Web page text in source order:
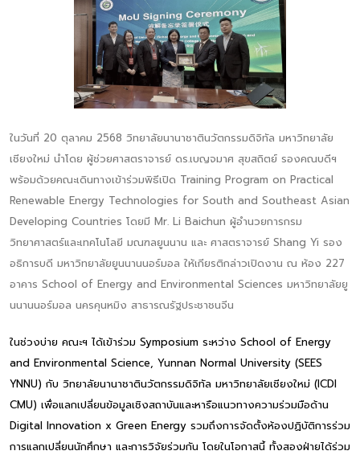
ในวันที่ 20 ตุลาคม 2568 วิทยาลัยนานาชาตินวัตกรรมดิจิทัล มหาวิทยาลัย
เชียงใหม่ นำโดย ผู้ช่วยศาสตราจารย์ ดร.เบญจมาศ สุขสถิตย์ รองคณบดีฯ
พร้อมด้วยคณะเดินทางเข้าร่วมพิธีเปิด Training Program on Practical
Renewable Energy Technologies for South and Southeast Asian
Developing Countries โดยมี Mr. Li Baichun ผู้อำนวยการกรม
วิทยาศาสตร์และเทคโนโลยี มณฑลยูนนาน และ ศาสตราจารย์ Shang Yi รอง
อธิการบดี มหาวิทยาลัยยูนนานนอร์มอล ให้เกียรติกล่าวเปิดงาน ณ ห้อง 227
อาคาร School of Energy and Environmental Sciences มหาวิทยาลัยยู
นนานนอร์มอล นครคุนหมิง สาธารณรัฐประชาชนจีน
ในช่วงบ่าย คณะฯ ได้เข้าร่วม Symposium ระหว่าง School of Energy
and Environmental Science, Yunnan Normal University (SEES
YNNU) กับ วิทยาลัยนานาชาตินวัตกรรมดิจิทัล มหาวิทยาลัยเชียงใหม่ (ICDI
CMU) เพื่อแลกเปลี่ยนข้อมูลเชิงสถาบันและหารือแนวทางความร่วมมือด้าน
Digital Innovation x Green Energy รวมถึงการจัดตั้งห้องปฏิบัติการร่วม
การแลกเปลี่ยนนักศึกษา และการวิจัยร่วมกัน โดยในโอกาสนี้ ทั้งสองฝ่ายได้ร่วม